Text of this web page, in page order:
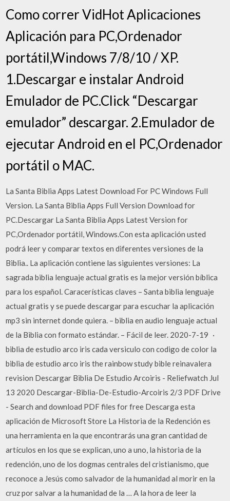
Como correr VidHot Aplicaciones
Aplicación para PC,Ordenador
portátil,Windows 7/8/10 / XP.
1.Descargar e instalar Android
Emulador de PC.Click “Descargar
emulador” descargar. 2.Emulador de
ejecutar Android en el PC,Ordenador
portátil o MAC.
La Santa Biblia Apps Latest Download For PC Windows Full
Version. La Santa Biblia Apps Full Version Download for
PC.Descargar La Santa Biblia Apps Latest Version for
PC,Ordenador portátil, Windows.Con esta aplicación usted
podrá leer y comparar textos en diferentes versiones de la
Biblia.. La aplicación contiene las siguientes versiones: La
sagrada biblia lenguaje actual gratis es la mejor versión bíblica
para los español. Caracerísticas claves – Santa biblia lenguaje
actual gratis y se puede descargar para escuchar la aplicación
mp3 sin internet donde quiera. – biblia en audio lenguaje actual
de la Biblia con formato estándar. – Fácil de leer. 2020-7-19 ·
biblia de estudio arco iris cada versiculo con codigo de color la
biblia de estudio arco iris the rainbow study bible reinavalera
revision Descargar Biblia De Estudio Arcoiris - Reliefwatch Jul
13 2020 Descargar-Biblia-De-Estudio-Arcoiris 2/3 PDF Drive
- Search and download PDF files for free Descarga esta
aplicación de Microsoft Store La Historia de la Redención es
una herramienta en la que encontrarás una gran cantidad de
artículos en los que se explican, uno a uno, la historia de la
redención, uno de los dogmas centrales del cristianismo, que
reconoce a Jesús como salvador de la humanidad al morir en la
cruz por salvar a la humanidad de la … A la hora de leer la